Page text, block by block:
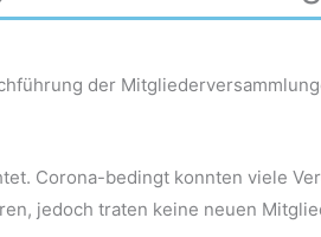
der
Corona-bedingt konnten viele
jedoch traten keine neuen